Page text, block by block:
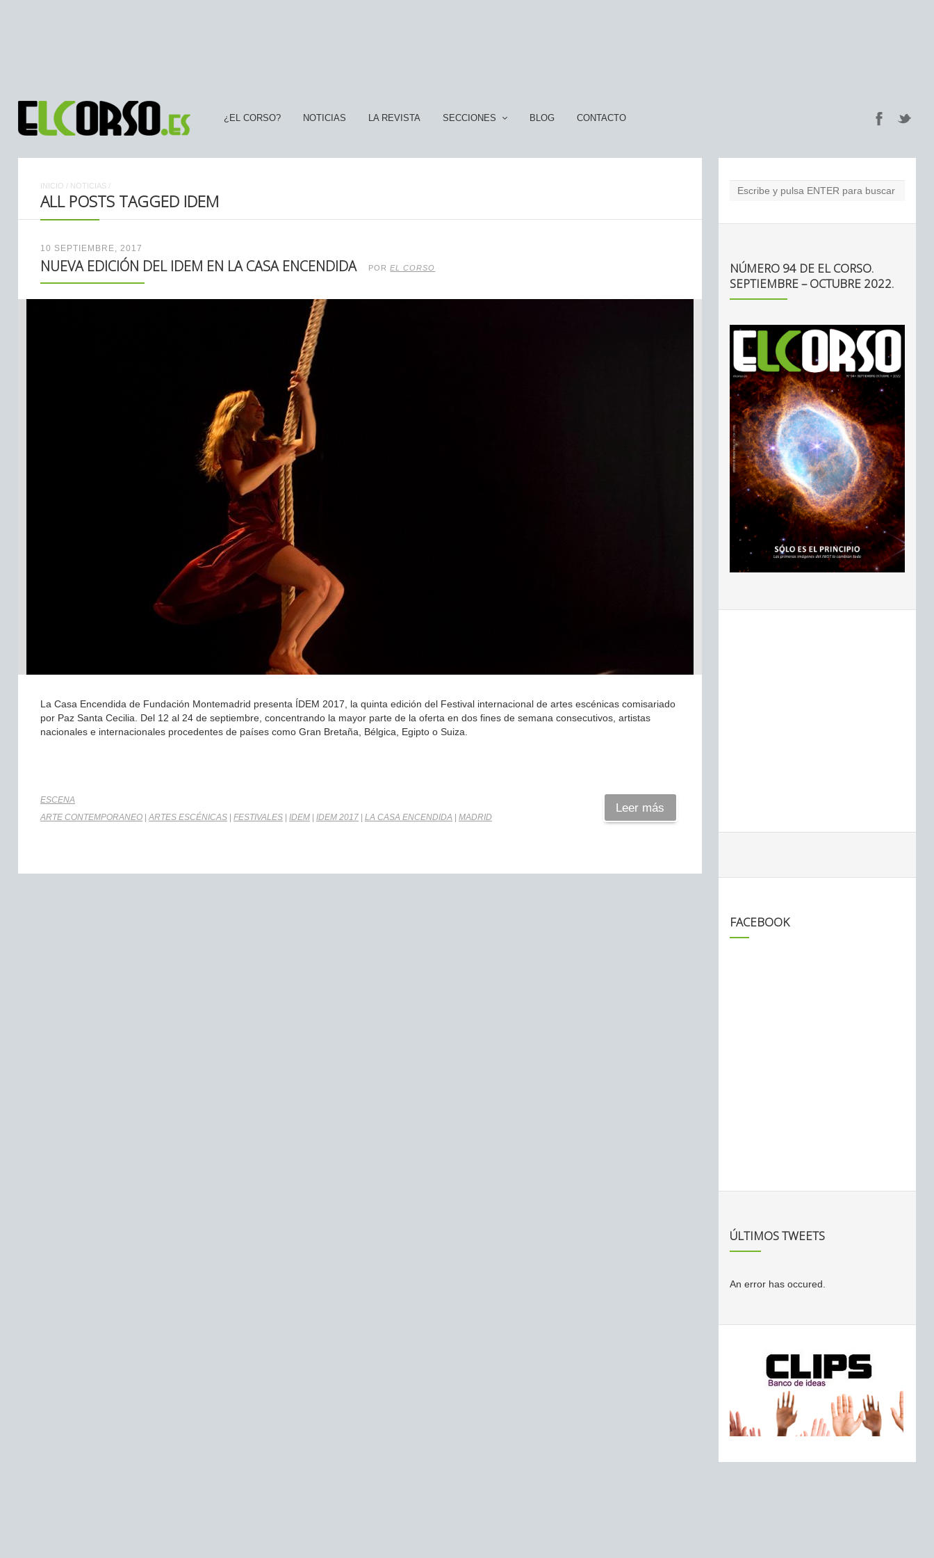
¿EL CORSO? NOTICIAS LA REVISTA SECCIONES BLOG CONTACTO
INICIO / NOTICIAS /
ALL POSTS TAGGED IDEM
10 SEPTIEMBRE, 2017
NUEVA EDICIÓN DEL IDEM EN LA CASA ENCENDIDA POREL CORSO
La Casa Encendida de Fundación Montemadrid presenta ÍDEM 2017, la quinta edición del Festival internacional de artes escénicas comisariado
por Paz Santa Cecilia. Del 12 al 24 de septiembre, concentrando la mayor parte de la oferta en dos fines de semana consecutivos, artistas
nacionales e internacionales procedentes de países como Gran Bretaña, Bélgica, Egipto o Suiza.
ESCENA
ARTE CONTEMPORANEO |ARTES ESCÉNICAS FESTIVALES IDEM IDEM 2017 LA CASA ENCENDIDA MADRID
Leer más
NÚMERO 94 DE EL CORSO.
SEPTIEMBRE – OCTUBRE 2022.
FACEBOOK
ÚLTIMOS TWEETS
An error has occured.